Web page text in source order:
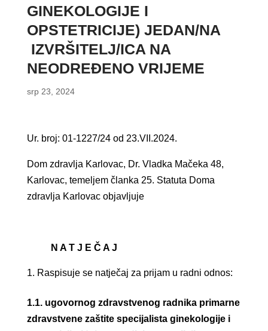
GINEKOLOGIJE I
OPSTETRICIJE) JEDAN/NA
IZVRŠITELJ/ICA NA
NEODREĐENO VRIJEME
srp 23, 2024
Ur. broj: 01-1227/24 od 23.VII.2024.
Dom zdravlja Karlovac, Dr. Vladka Mačeka 48,
Karlovac, temeljem članka 25. Statuta Doma
zdravlja Karlovac objavljuje
N A T J E Č A J
Raspisuje se natječaj za prijam u radni odnos:
1.1. ugovornog zdravstvenog radnika primarne
zdravstvene zaštite specijalista ginekologije i